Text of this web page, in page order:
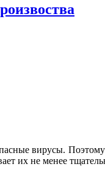
вирусы.
их не менее